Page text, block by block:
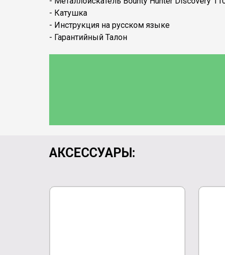
- Катушка
- Инструкция на русском языке
- Гарантийный Талон
АКСЕССУАРЫ: